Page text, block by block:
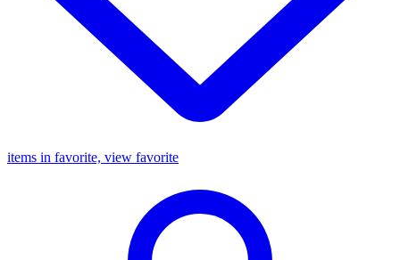
items in favorite, view favorite